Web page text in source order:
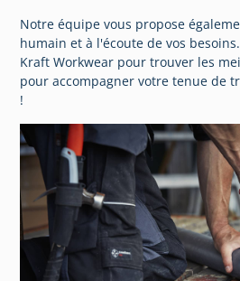
Notre équipe vous propose
humain et à l'écoute de vos
Kraft Workwear pour trouver les
pour accompagner votre tenue de
!